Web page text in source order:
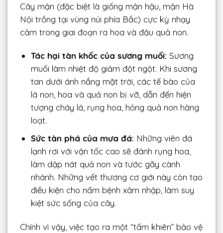
Cây mận (đặc biệt là giống mận hậu, mận Hà
Nội trồng tại vùng núi phía Bắc) cực kỳ nhạy
cảm trong giai đoạn ra hoa và đậu quả non.
Tác hại tàn khốc của sương muối: Sương
muối làm nhiệt độ giảm đột ngột. Khi sương
tan dưới ánh nắng mặt trời, các tế bào của
lá non, hoa và quả non bị vỡ, dẫn đến hiện
tượng cháy lá, rụng hoa, hỏng quả non hàng
loạt.
Sức tàn phá của mưa đá: Những viên đá
lạnh rơi với vận tốc cao sẽ đánh rụng hoa,
làm dập nát quả non và tước gãy cành
nhánh. Những vết thương cơ giới này còn tạo
điều kiện cho nấm bệnh xâm nhập, làm suy
kiệt sức sống của cây.
Chính vì vậy, việc tạo ra một “tấm khiên” bảo vệ